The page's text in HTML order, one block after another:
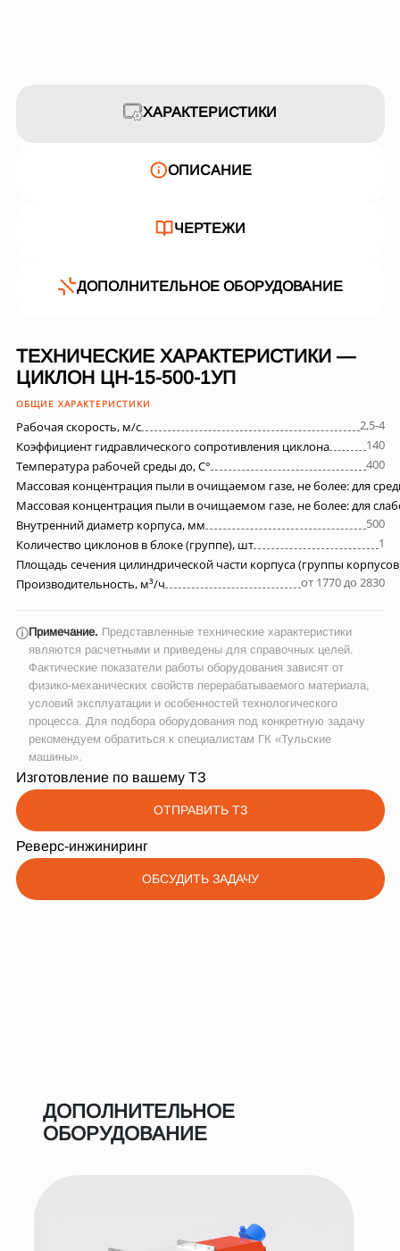
ХАРАКТЕРИСТИКИ
ОПИСАНИЕ
ЧЕРТЕЖИ
ДОПОЛНИТЕЛЬНОЕ ОБОРУДОВАНИЕ
ТЕХНИЧЕСКИЕ ХАРАКТЕРИСТИКИ —
ЦИКЛОН ЦН-15-500-1УП
ОБЩИЕ ХАРАКТЕРИСТИКИ
Рабочая скорость, м/с
2,5-4
Коэффициент гидравлического сопротивления циклона
140
Температура рабочей среды до, С°
400
Массовая концентрация пыли в очищаемом газе, не более: для
Массовая концентрация пыли в очищаемом газе, не более: для
Внутренний диаметр корпуса, мм
500
Количество циклонов в блоке (группе), шт
1
Площадь сечения цилиндрической части корпуса (группы
Производительность, м³/ч
от 1770 до 2830
ⓘПримечание. Представленные технические характеристики
являются расчетными и приведены для справочных целей.
Фактические показатели работы оборудования зависят от
физико-механических свойств перерабатываемого материала,
условий эксплуатации и особенностей технологического
процесса. Для подбора оборудования под конкретную задачу
рекомендуем обратиться к специалистам ГК «Тульские
машины».
Изготовление по вашему ТЗ
ОТПРАВИТЬ ТЗ
Реверс-инжиниринг
ОБСУДИТЬ ЗАДАЧУ
ДОПОЛНИТЕЛЬНОЕ
ОБОРУДОВАНИЕ